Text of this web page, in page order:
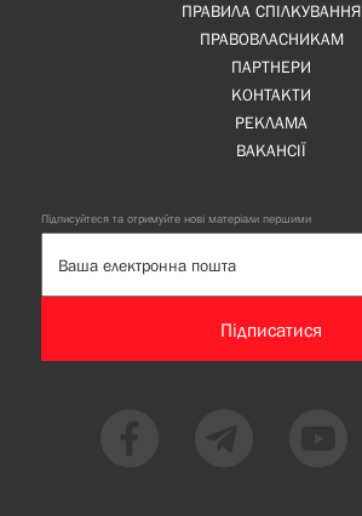
ПРАВИЛА СПІЛКУВАННЯ
ПРАВОВЛАСНИКАМ
ПАРТНЕРИ
КОНТАКТИ
РЕКЛАМА
ВАКАНСІЇ
Підписуйтеся та отримуйте нові матеріали першими
Підписатися